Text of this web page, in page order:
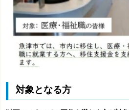
対象となる方